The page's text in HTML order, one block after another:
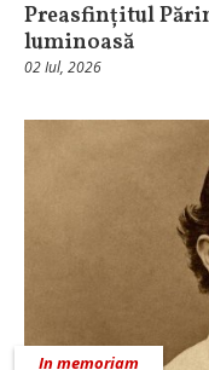
Preasfințitul
luminoasă
02 Iul, 2026
In memoriam